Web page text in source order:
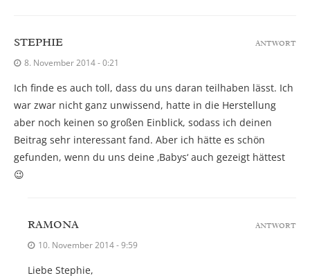
STEPHIE
8. November 2014 - 0:21
Ich finde es auch toll, dass du uns daran teilhaben lässt. Ich
war zwar nicht ganz unwissend, hatte in die Herstellung
aber noch keinen so großen Einblick, sodass ich deinen
Beitrag sehr interessant fand. Aber ich hätte es schön
gefunden, wenn du uns deine ‚Babys‘ auch gezeigt hättest
😉
ANTWORT
RAMONA
10. November 2014 - 9:59
Liebe Stephie,
ANTWORT